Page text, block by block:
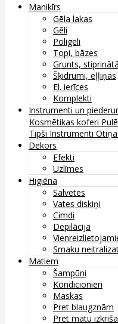
Manikīrs
Gēla lakas
Gēli
Poligeli
Topi, bāzes
Grunts,
Šķidrumi, eļļiņas
El. ierīces
Komplekti
Instrumenti un
Kosmētikas koferi
Tipši Instrumenti
Dekors
Efekti
Uzlīmes
Higiēna
Salvetes
Vates diskiņi
Cimdi
Depilācija
Smaku
Matiem
Šampūni
Kondicionieri
Maskas
Pret blaugznām
Pret matu